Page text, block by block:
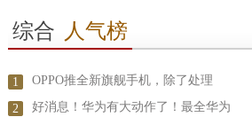
综合 人气榜
1 OPPO推全新旗舰手机，除了处理
2 好消息！华为有大动作了！最全华为